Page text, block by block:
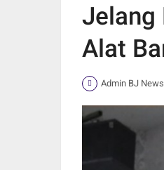
Jelang
Alat
Admin BJ News